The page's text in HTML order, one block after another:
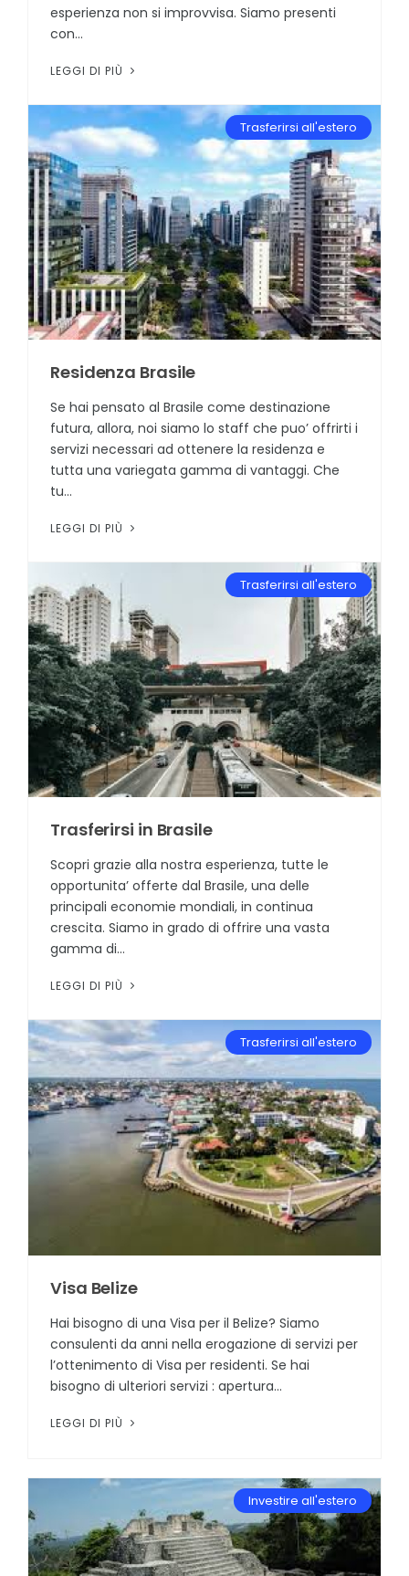
esperienza non si improvvisa. Siamo presenti
con...
LEGGI DI PIÙ
Trasferirsi all'estero
Residenza Brasile
Se hai pensato al Brasile come destinazione
futura, allora, noi siamo lo staff che puo’ offrirti i
servizi necessari ad ottenere la residenza e
tutta una variegata gamma di vantaggi. Che
tu...
LEGGI DI PIÙ
Trasferirsi all'estero
Trasferirsi in Brasile
Scopri grazie alla nostra esperienza, tutte le
opportunita’ offerte dal Brasile, una delle
principali economie mondiali, in continua
crescita. Siamo in grado di offrire una vasta
gamma di...
LEGGI DI PIÙ
Trasferirsi all'estero
Visa Belize
Hai bisogno di una Visa per il Belize? Siamo
consulenti da anni nella erogazione di servizi per
l’ottenimento di Visa per residenti. Se hai
bisogno di ulteriori servizi : apertura...
LEGGI DI PIÙ
Investire all'estero